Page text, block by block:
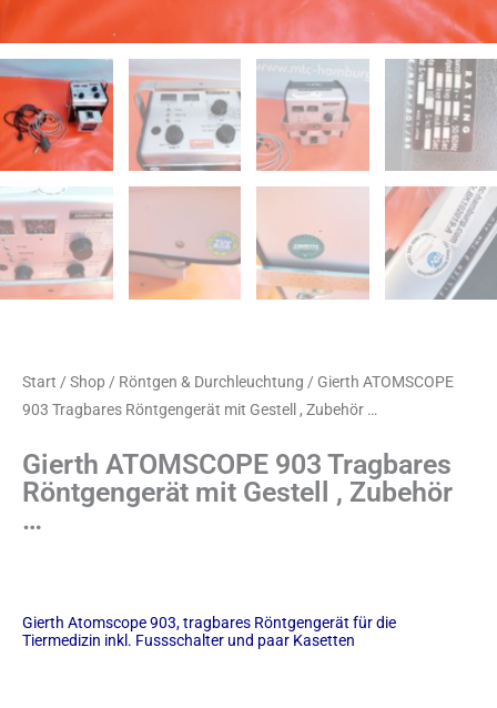
Start / Shop / Röntgen & Durchleuchtung / Gierth ATOMSCOPE
903 Tragbares Röntgengerät mit Gestell , Zubehör …
Gierth ATOMSCOPE 903 Tragbares
Röntgengerät mit Gestell , Zubehör
…
Gierth Atomscope 903, tragbares Röntgengerät für die
Tiermedizin inkl. Fussschalter und paar Kasetten